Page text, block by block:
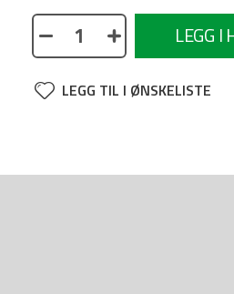
Veldig slitesterk og
egenskapene selv etter
Selges i 5-pakning, prisen
LEGG I
LEGG TIL I ØNSKELISTE